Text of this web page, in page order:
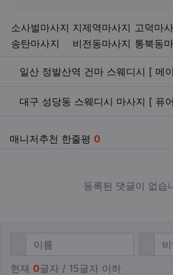
소사벌마사지 지제역마사지 고덕마
송탄마사지
비전동마사지 통북동
키워드
관련자료
일산 정발산역 건마 스웨디시 [ 메
대구 성당동 스웨디시 마사지 [ 퓨
매니저추천 한줄평 0
등록된 댓글이 없습
댓글쓰기
필수 비밀번
현재 0글자 / 15글자 이하